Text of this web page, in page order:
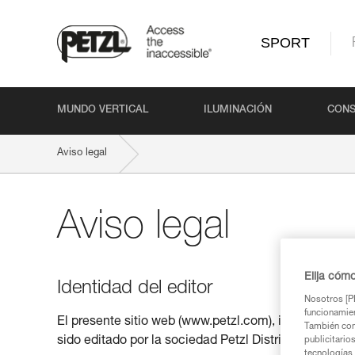
SPORT
MUNDO VERTICAL ILUMINACIÓN
Aviso legal
Aviso legal
Identidad del editor
El presente sitio web (www.petzl.com), incluyendo
sido editado por la sociedad Petzl Distribution,
Elija
Nosotros
También